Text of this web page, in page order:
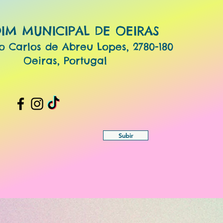
MUNICIPAL DE OEIRAS
Carlos de Abreu Lopes, 2780-180
Oeiras, Portugal
Subir